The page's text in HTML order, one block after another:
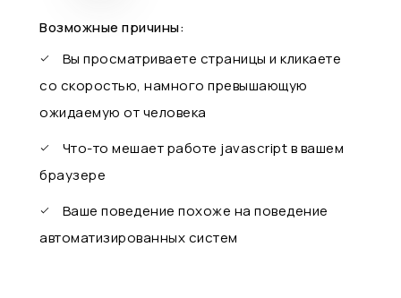
Возможные причины:
Вы просматриваете страницы и кликаете
со скоростью, намного превышающую
ожидаемую от человека
Что-то мешает работе javascript в вашем
браузере
Ваше поведение похоже на поведение
автоматизированных систем